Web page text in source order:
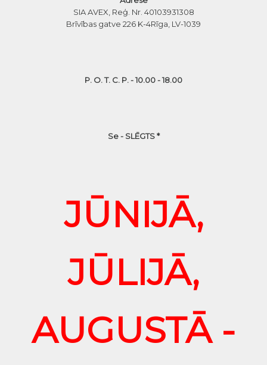
SIA AVEX, Reģ. Nr. 40103931308
Brīvības gatve 226 K-4Rīga, LV-1039
P. O. T. C. P. - 10.00 - 18.00
Se - SLĒGTS *
JŪNIJĀ,
JŪLIJĀ,
AUGUSTĀ -